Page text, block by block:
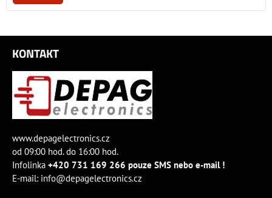
KONTAKT
www.depagelectronics.cz
od 09:00 hod. do 16:00 hod.
Infolinka +420 731 169 266 pouze SMS nebo e-mail !
E-mail: info@depagelectronics.cz